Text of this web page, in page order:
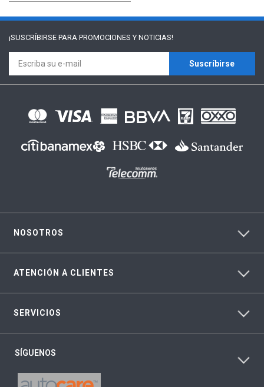
¡SUSCRÍBIRSE PARA PROMOCIONES Y NOTICIAS!
Suscríbirse
NOSOTROS
ATENCIÓN A CLIENTES
SERVICIOS
SÍGUENOS